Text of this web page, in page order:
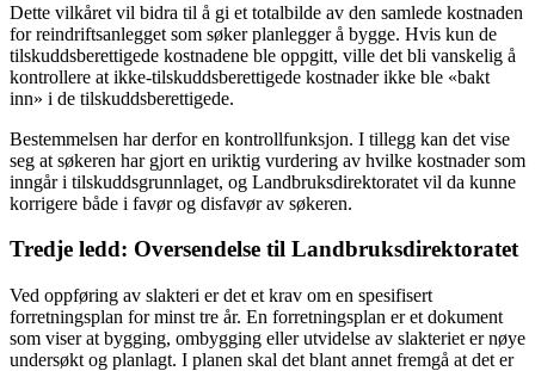
Dette vilkåret vil bidra til å gi et totalbilde av den samlede kostnaden
for reindriftsanlegget som søker planlegger å bygge. Hvis kun de
tilskuddsberettigede kostnadene ble oppgitt, ville det bli vanskelig å
kontrollere at ikke-tilskuddsberettigede kostnader ikke ble «bakt
inn» i de tilskuddsberettigede.
Bestemmelsen har derfor en kontrollfunksjon. I tillegg kan det vise
seg at søkeren har gjort en uriktig vurdering av hvilke kostnader som
inngår i tilskuddsgrunnlaget, og Landbruksdirektoratet vil da kunne
korrigere både i favør og disfavør av søkeren.
Tredje ledd: Oversendelse til Landbruksdirektoratet
Ved oppføring av slakteri er det et krav om en spesifisert
forretningsplan for minst tre år. En forretningsplan er et dokument
som viser at bygging, ombygging eller utvidelse av slakteriet er nøye
undersøkt og planlagt. I planen skal det blant annet fremgå at det er